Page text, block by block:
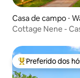
Casa de campo ⋅
Cottage Nene -
Entre os
Preferido dos